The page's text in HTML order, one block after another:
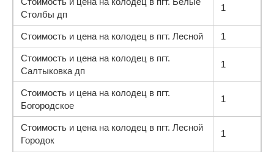
Столбы дп
1
Стоимость и цена на колодец в пгт. Лесной 1
Стоимость и цена на колодец в пгт.
Салтыковка дп
1
Стоимость и цена на колодец в пгт.
Богородское
1
Стоимость и цена на колодец в пгт. Лесной
Городок
1